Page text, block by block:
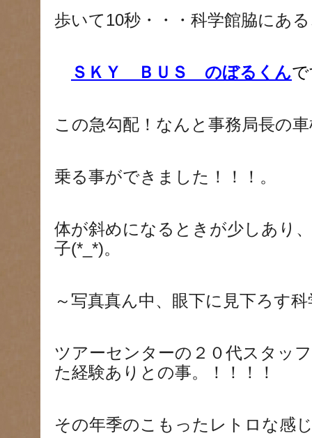
歩いて10秒・・・科学館脇にあ
ＳＫＹ ＢＵＳ のぼるくん
この急勾配！なんと事務局長の
乗る事ができました！！！。
体が斜めになるときが少しあり
子(*_*)。
～写真真ん中、眼下に見下ろす
ツアーセンターの２０代スタッ
た経験ありとの事。！！！！
その年季のこもったレトロな感